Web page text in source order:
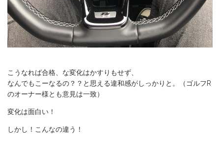
こうなれば合格、な変化はかすりもせず、
なんでもこーなるの？？と思える違和感がしっかりと。（ゴルフR
のオーナー様とも意見は一致）
変化は面白い！
しかし！こんなの違う！